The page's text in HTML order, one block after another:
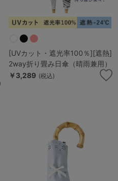
A75
B80
C85
1,000～1,999円
[UVカット・遮光率100％][遮熱]
2way折り畳み日傘（晴雨兼用）
￥3,289 (税込)